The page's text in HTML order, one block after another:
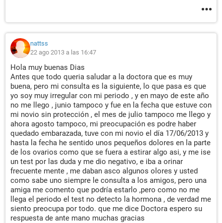
nattss
22 ago 2013 a las 16:47
Hola muy buenas Dias
Antes que todo queria saludar a la doctora que es muy
buena, pero mi consulta es la siguiente, lo que pasa es que
yo soy muy irregular con mi periodo , y en mayo de este año
no me llego , junio tampoco y fue en la fecha que estuve con
mi novio sin protección , el mes de julio tampoco me llego y
ahora agosto tampoco, mi preocupación es podre haber
quedado embarazada, tuve con mi novio el día 17/06/2013 y
hasta la fecha he sentido unos pequeños dolores en la parte
de los ovarios como que se fuera a estirar algo asi, y me ise
un test por las duda y me dio negativo, e iba a orinar
frecuente mente , me daban asco algunos olores y usted
como sabe uno siempre le consulta a los amigos, pero una
amiga me comento que podría estarlo ,pero como no me
llega el periodo el test no detecto la hormona , de verdad me
siento preocupa por todo. que me dice Doctora espero su
respuesta de ante mano muchas gracias